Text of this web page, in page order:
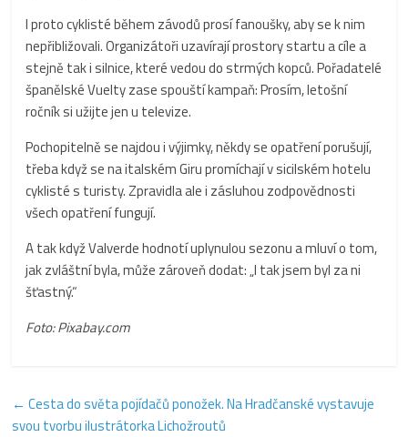
I proto cyklisté během závodů prosí fanoušky, aby se k nim
nepřibližovali. Organizátoři uzavírají prostory startu a cíle a
stejně tak i silnice, které vedou do strmých kopců. Pořadatelé
španělské Vuelty zase spouští kampaň: Prosím, letošní
ročník si užijte jen u televize.
Pochopitelně se najdou i výjimky, někdy se opatření porušují,
třeba když se na italském Giru promíchají v sicilském hotelu
cyklisté s turisty. Zpravidla ale i zásluhou zodpovědnosti
všech opatření fungují.
A tak když Valverde hodnotí uplynulou sezonu a mluví o tom,
jak zvláštní byla, může zároveň dodat: „I tak jsem byl za ni
šťastný.“
Foto: Pixabay.com
← Cesta do světa pojídačů ponožek. Na Hradčanské vystavuje
svou tvorbu ilustrátorka Lichožroutů